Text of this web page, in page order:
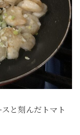
と刻んだトマト